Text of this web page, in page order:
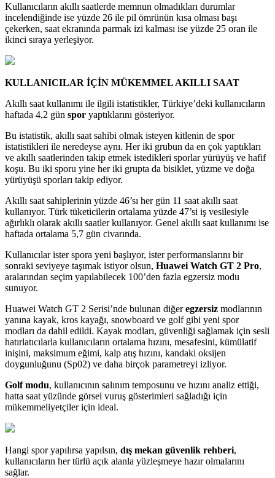
Kullanıcıların akıllı saatlerde memnun olmadıkları durumlar
incelendiğinde ise yüzde 26 ile pil ömrünün kısa olması başı
çekerken, saat ekranında parmak izi kalması ise yüzde 25 oran ile
ikinci sıraya yerleşiyor.
KULLANICILAR İÇİN MÜKEMMEL AKILLI SAAT
Akıllı saat kullanımı ile ilgili istatistikler, Türkiye’deki kullanıcıların
haftada 4,2 gün spor yaptıklarını gösteriyor.
Bu istatistik, akıllı saat sahibi olmak isteyen kitlenin de spor
istatistikleri ile neredeyse aynı. Her iki grubun da en çok yaptıkları
ve akıllı saatlerinden takip etmek istedikleri sporlar yürüyüş ve hafif
koşu. Bu iki sporu yine her iki grupta da bisiklet, yüzme ve doğa
yürüyüşü sporları takip ediyor.
Akıllı saat sahiplerinin yüzde 46’sı her gün 11 saat akıllı saat
kullanıyor. Türk tüketicilerin ortalama yüzde 47’si iş vesilesiyle
ağırlıklı olarak akıllı saatler kullanıyor. Genel akıllı saat kullanımı ise
haftada ortalama 5,7 gün civarında.
Kullanıcılar ister spora yeni başlıyor, ister performanslarını bir
sonraki seviyeye taşımak istiyor olsun, Huawei Watch GT 2 Pro,
aralarından seçim yapılabilecek 100’den fazla egzersiz modu
sunuyor.
Huawei Watch GT 2 Serisi’nde bulunan diğeregzersiz modlarının
yanına kayak, kros kayağı, snowboard ve golf gibi yeni spor
modları da dahil edildi. Kayak modları, güvenliği sağlamak için sesli
hatırlatıcılarla kullanıcıların ortalama hızını, mesafesini, kümülatif
inişini, maksimum eğimi, kalp atış hızını, kandaki oksijen
doygunluğunu (Sp02) ve daha birçok parametreyi izliyor.
Golf modu, kullanıcının salınım temposunu ve hızını analiz ettiği,
hatta saat yüzünde görsel vuruş gösterimleri sağladığı için
mükemmeliyetçiler için ideal.
Hangi spor yapılırsa yapılsın, dış mekan güvenlik rehberi,
kullanıcıların her türlü açık alanla yüzleşmeye hazır olmalarını
sağlar.